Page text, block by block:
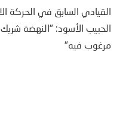
القيادي السابق في الحركة
الحبيب الأسود: "النهضة
مرغوب فيه"